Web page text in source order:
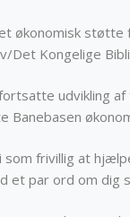
økonomisk
v/Det Kongelige
udvikling
Banebasen
frivillig at
et par ord om dig